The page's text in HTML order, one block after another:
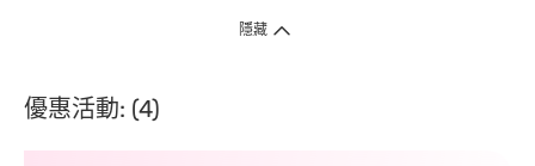
隱藏
優惠活動: (4)